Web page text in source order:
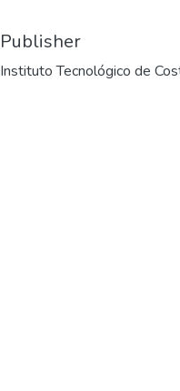
Publisher
Instituto Tecnológico de